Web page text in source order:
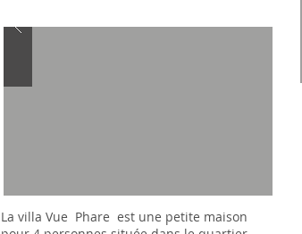
La villa Vue Phare est une petite maison